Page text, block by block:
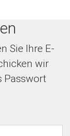
Sie Ihre E-
wir
Passwort